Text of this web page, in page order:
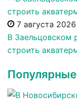
7 августа
В Заельцовском
строить